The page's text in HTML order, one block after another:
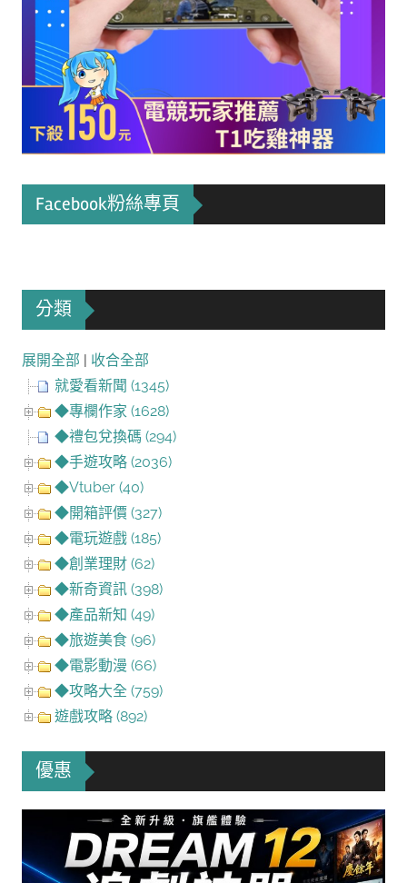
Facebook粉絲專頁
分類
展開全部 | 收合全部
就愛看新聞 (1345)
◆專欄作家 (1628)
◆禮包兌換碼 (294)
◆手遊攻略 (2036)
◆Vtuber (40)
◆開箱評價 (327)
◆電玩遊戲 (185)
◆創業理財 (62)
◆新奇資訊 (398)
◆產品新知 (49)
◆旅遊美食 (96)
◆電影動漫 (66)
◆攻略大全 (759)
遊戲攻略 (892)
優惠